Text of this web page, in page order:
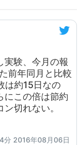
実験、今月の報
前年同月と比較
は約15日なの
にこの倍は節約
切れない。
分 2016年08月06日